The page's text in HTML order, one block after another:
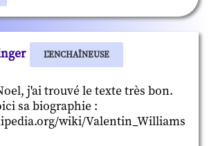
L'ENCHAÎNEUSE
j'ai trouvé le texte très bon.
sa biographie :
wiki/Valentin_Williams